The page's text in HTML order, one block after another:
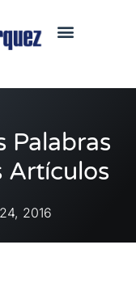
Palabras
Artículos
2016